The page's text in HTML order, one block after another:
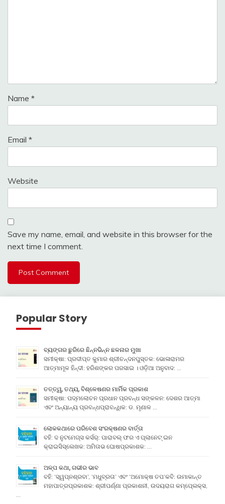
Name *
Email *
Website
Save my name, email, and website in this browser for the
next time I comment.
Popular Story
ବ୍ୟଙ୍ଗର ଛୁରିରେ ଛିନ୍ନଭିନ୍ନ ଛଳନାର ମୁଖା
ସମୀକ୍ଷା: ପ୍ରଦୀପ୍ତ କୁମାର ଶ୍ରୀଚନ୍ଦନପୁସ୍ତକ: ଭୋଳାରାମର
ଆତ୍ମାମୂଳ ହିନ୍ଦୀ: ହରିଶଙ୍କର ପରସାଇ । ଓଡ଼ିଆ ଅନୁବାଦ: …
ତତ୍ତ୍ୱ, ତଥ୍ୟ, ବିଶ୍ଳେଷଣର ମାର୍ମିକ ପ୍ରକାଶ
ସମୀକ୍ଷା: ପଦ୍ମଲୋଚନ ପ୍ରଧାନ ପ୍ରବନ୍ଧ ସଙ୍କଳନ: ଦେଶର ଆତ୍ମା
ଏବଂ ଅନ୍ୟାନ୍ୟ ପ୍ରବନ୍ଧପ୍ରାବନ୍ଧିକ: ଡ. ମୃଣାଳ …
ଲୋକକଥାରେ ପରିବେଶ ସଂରକ୍ଷଣର ବାର୍ତ୍ତା
ବହି: ଦ ନୁଟମେଗ୍ସ କର୍ସର୍: ପାରାବଲ୍ ଫର ଏ ପ୍ଲାନେଟ୍ ଇନ
କ୍ରାଇସିସ୍ଲେଖକ: ଅମିତାଭ ଘୋଷପ୍ରକାଶକ: …
ଅଳ୍ପ କଥା, ଗଭୀର ଭାବ
ବହି: ‘ସ୍ୱପ୍ନଶ୍ରବା’, ‘ମଧୁବ୍ରତା’ ଏବଂ ‘ଅମୋକ୍ଷ ତପ’କବି: ଉମାକାନ୍ତ
ମହାପାତ୍ରପ୍ରକାଶକ: ଶ୍ରୀପର୍ଣ୍ଣା ପ୍ରକାଶନୀ, ଉଦୟରାଗ କମ୍ପେ୍ଲକ୍ସ,